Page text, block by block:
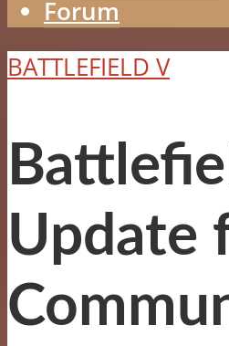
Forum
BATTLEFIELD V
Update